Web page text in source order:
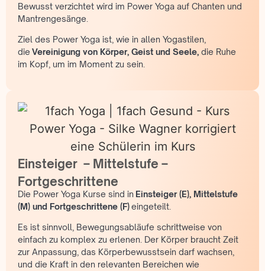
Bewusst verzichtet wird im Power Yoga auf Chanten und
Mantrengesänge.
Ziel des Power Yoga ist, wie in allen Yogastilen,
die Vereinigung von Körper, Geist und Seele, die Ruhe
im Kopf, um im Moment zu sein.
Einsteiger – Mittelstufe –
Fortgeschrittene
Die Power Yoga Kurse sind in Einsteiger (E), Mittelstufe
(M) und Fortgeschrittene (F)eingeteilt.
Es ist sinnvoll, Bewegungsabläufe schrittweise von
einfach zu komplex zu erlenen. Der Körper braucht Zeit
zur Anpassung, das Körperbewusstsein darf wachsen,
und die Kraft in den relevanten Bereichen wie